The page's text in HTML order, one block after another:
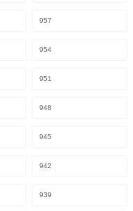
957
954
951
948
945
942
939